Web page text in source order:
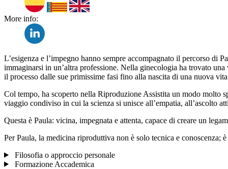
More info:
L’esigenza e l’impegno hanno sempre accompagnato il percorso di
immaginarsi in un’altra professione. Nella ginecologia ha trovato
il processo dalle sue primissime fasi fino alla nascita di una nuova
Col tempo, ha scoperto nella Riproduzione Assistita un modo molto
viaggio condiviso in cui la scienza si unisce all’empatia, all’ascolto
Questa è Paula: vicina, impegnata e attenta, capace di creare un
Per Paula, la medicina riproduttiva non è solo tecnica e
Filosofia o approccio personale
Formazione Accademica